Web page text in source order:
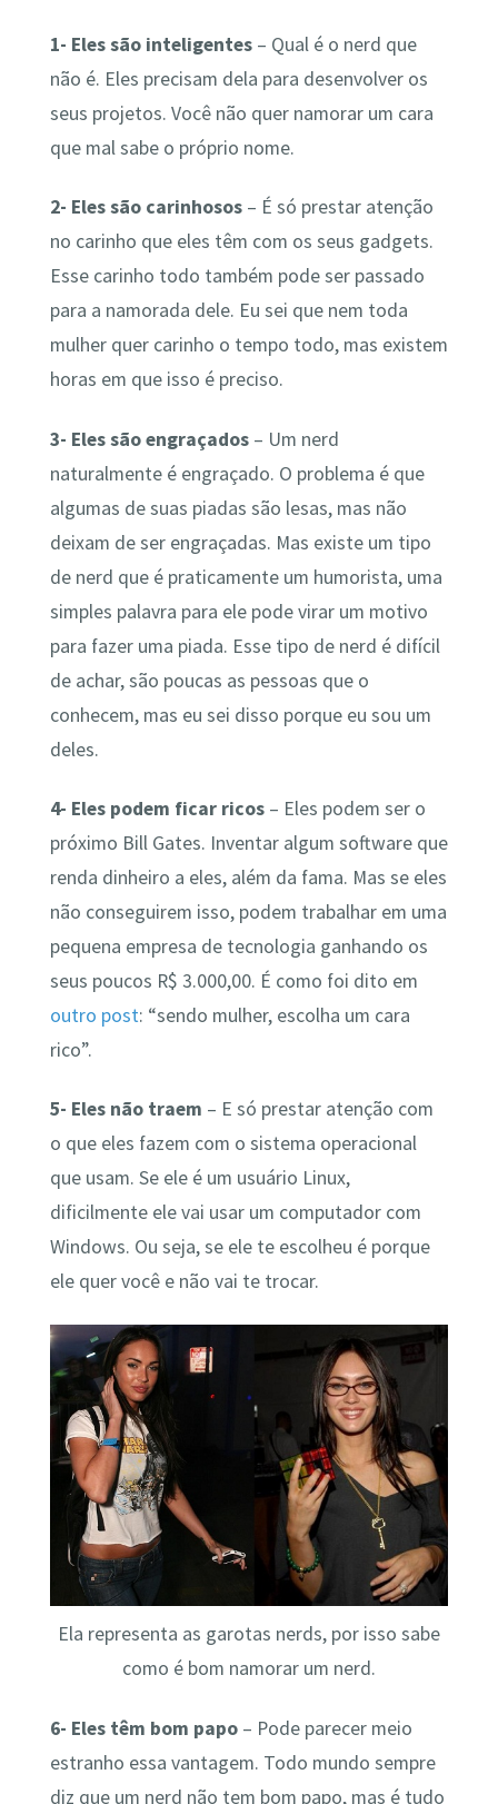
1- Eles são inteligentes– Qual é o nerd que
não é. Eles precisam dela para desenvolver os
seus projetos. Você não quer namorar um cara
que mal sabe o próprio nome.
2- Eles são carinhosos– É só prestar atenção
no carinho que eles têm com os seus gadgets.
Esse carinho todo também pode ser passado
para a namorada dele. Eu sei que nem toda
mulher quer carinho o tempo todo, mas existem
horas em que isso é preciso.
3- Eles são engraçados– Um nerd
naturalmente é engraçado. O problema é que
algumas de suas piadas são lesas, mas não
deixam de ser engraçadas. Mas existe um tipo
de nerd que é praticamente um humorista, uma
simples palavra para ele pode virar um motivo
para fazer uma piada. Esse tipo de nerd é difícil
de achar, são poucas as pessoas que o
conhecem, mas eu sei disso porque eu sou um
deles.
4- Eles podem ficar ricos– Eles podem ser o
próximo Bill Gates. Inventar algum software que
renda dinheiro a eles, além da fama. Mas se eles
não conseguirem isso, podem trabalhar em uma
pequena empresa de tecnologia ganhando os
seus poucos R$ 3.000,00. É como foi dito em
outro post: “sendo mulher, escolha um cara
rico”.
5- Eles não traem – E só prestar atenção com
o que eles fazem com o sistema operacional
que usam. Se ele é um usuário Linux,
dificilmente ele vai usar um computador com
Windows. Ou seja, se ele te escolheu é porque
ele quer você e não vai te trocar.
Ela representa as garotas nerds, por isso sabe
como é bom namorar um nerd.
6- Eles têm bom papo– Pode parecer meio
estranho essa vantagem. Todo mundo sempre
diz que um nerd não tem bom papo, mas é tudo